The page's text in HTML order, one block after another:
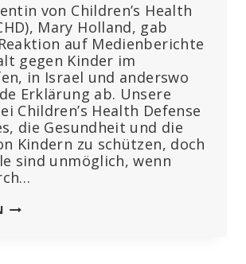
von Children’s Health
Mary Holland, gab
auf Medienberichte
gegen Kinder im
in Israel und anderswo
Erklärung ab. Unsere
Children’s Health Defense
die Gesundheit und die
Kindern zu schützen, doch
sind unmöglich, wenn
CHD-